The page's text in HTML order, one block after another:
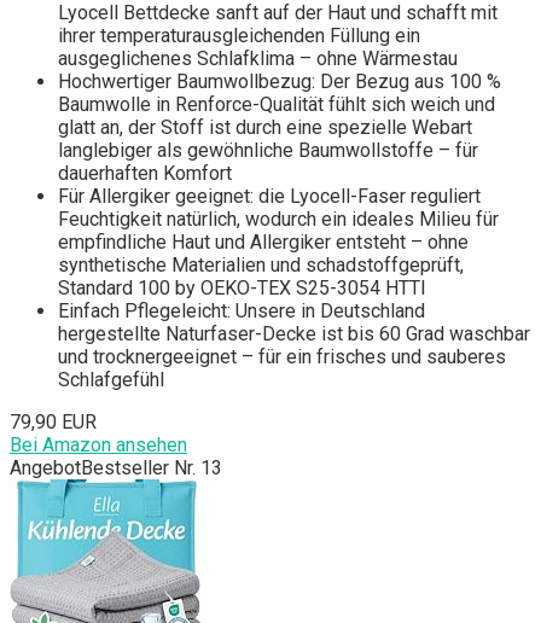
Lyocell Bettdecke sanft auf der Haut und schafft mit
ihrer temperaturausgleichenden Füllung ein
ausgeglichenes Schlafklima – ohne Wärmestau
Hochwertiger Baumwollbezug: Der Bezug aus 100 %
Baumwolle in Renforce-Qualität fühlt sich weich und
glatt an, der Stoff ist durch eine spezielle Webart
langlebiger als gewöhnliche Baumwollstoffe – für
dauerhaften Komfort
Für Allergiker geeignet: die Lyocell-Faser reguliert
Feuchtigkeit natürlich, wodurch ein ideales Milieu für
empfindliche Haut und Allergiker entsteht – ohne
synthetische Materialien und schadstoffgeprüft,
Standard 100 by OEKO-TEX S25-3054 HTTI
Einfach Pflegeleicht: Unsere in Deutschland
hergestellte Naturfaser-Decke ist bis 60 Grad waschbar
und trocknergeeignet – für ein frisches und sauberes
Schlafgefühl
79,90 EUR
Bei Amazon ansehen
AngebotBestseller Nr. 13